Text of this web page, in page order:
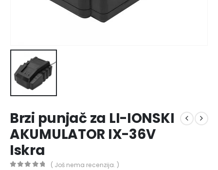
Brzi punjač za LI-IONSKI
AKUMULATOR IX-36V
Iskra
( Još nema recenzija. )